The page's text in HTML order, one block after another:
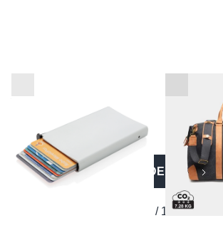
VEČ IZDELKOV
1 / 14